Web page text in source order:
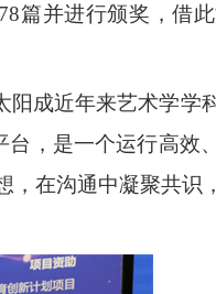
篇并进行颁奖，借
成近年来艺术学学
，是一个运行高效
在沟通中凝聚共识